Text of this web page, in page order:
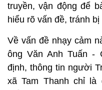
truyền, vận động để
hiểu rõ vấn đề, tránh
Về vấn đề nhạy cảm
ông Văn Anh Tuấn -
định, thông tin người
xã Tam Thanh chỉ